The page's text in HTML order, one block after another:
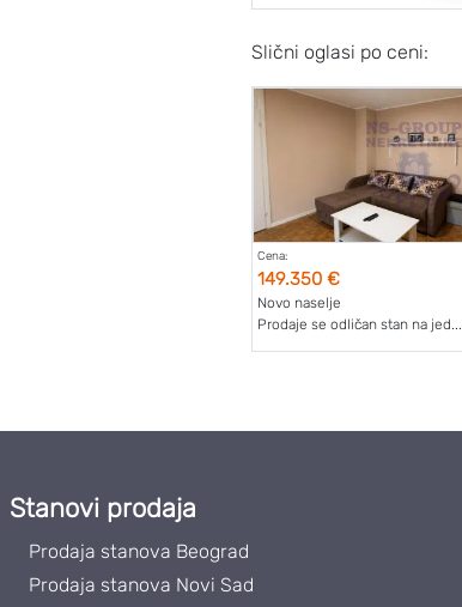
Slični oglasi po ceni:
Cena:
149.350 €
Novo naselje
Prodaje se odličan stan na jed...
Stanovi prodaja
Prodaja stanova Beograd
Prodaja stanova Novi Sad